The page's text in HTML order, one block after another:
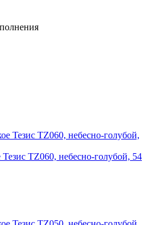
TZ060, небесно-голубой, 54